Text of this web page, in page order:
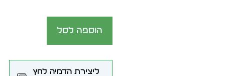
הוספה לסל
ליצירת הדמיה לחץ